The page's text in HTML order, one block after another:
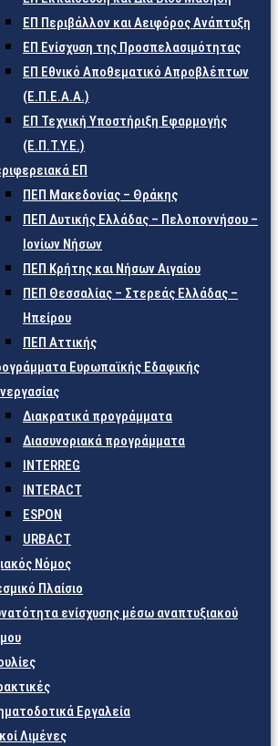
ΕΠ Περιβάλλον και Αειφόρος Ανάπτυξη
ΕΠ Ενίσχυση της Προσπελασιμότητας
ΕΠ Εθνικό Αποθεματικό Απροβλέπτων
(Ε.Π.Ε.Α.Α.)
ΕΠ Τεχνική Υποστήριξη Εφαρμογής
(Ε.Π.Τ.Υ.Ε.)
ΕΠ
ΠΕΠ Μακεδονίας – Θράκης
ΠΕΠ Δυτικής Ελλάδας – Πελοποννήσου –
Ιονίων Νήσων
ΠΕΠ Κρήτης και Νήσων Αιγαίου
ΠΕΠ Θεσσαλίας – Στερεάς Ελλάδας –
Ηπείρου
ΠΕΠ Αττικής
Ευρωπαϊκής Εδαφικής
Διακρατικά προγράμματα
Διασυνοριακά προγράμματα
INTERREG
INTERACT
ESPON
URBACT
Νόμος
Πλαίσιο
ενίσχυσης μέσω αναπτυξιακού
Εργαλεία
Λιμένες